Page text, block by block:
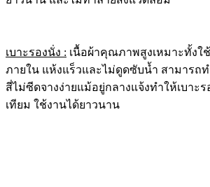
เบาะรองนั่ง : เนื้อผ้าคุณภาพสูงเหมาะทั้งใ
ภายใน แห้งแร็วและไม่ดูดซับน้ำ สามารถ
สี่ไม่ซีดจางง่ายแม้อยู่กลางแจ้งทำให้เบาะ
เทียม ใช้งานได้ยาวนาน